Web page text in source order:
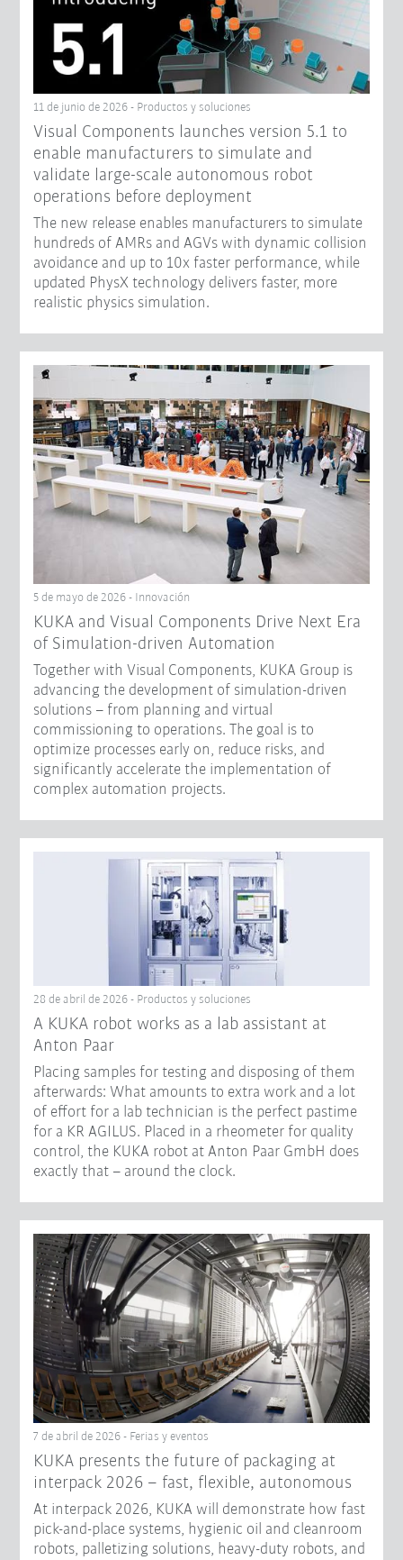
11 de junio de 2026 - Productos y soluciones
Visual Components launches version 5.1 to
enable manufacturers to simulate and
validate large-scale autonomous robot
operations before deployment
The new release enables manufacturers to simulate
hundreds of AMRs and AGVs with dynamic collision
avoidance and up to 10x faster performance, while
updated PhysX technology delivers faster, more
realistic physics simulation.
5 de mayo de 2026 - Innovación
KUKA and Visual Components Drive Next Era
of Simulation-driven Automation
Together with Visual Components, KUKA Group is
advancing the development of simulation-driven
solutions – from planning and virtual
commissioning to operations. The goal is to
optimize processes early on, reduce risks, and
significantly accelerate the implementation of
complex automation projects.
28 de abril de 2026 - Productos y soluciones
A KUKA robot works as a lab assistant at
Anton Paar
Placing samples for testing and disposing of them
afterwards: What amounts to extra work and a lot
of effort for a lab technician is the perfect pastime
for a KR AGILUS. Placed in a rheometer for quality
control, the KUKA robot at Anton Paar GmbH does
exactly that – around the clock.
7 de abril de 2026 - Ferias y eventos
KUKA presents the future of packaging at
interpack 2026 – fast, flexible, autonomous
At interpack 2026, KUKA will demonstrate how fast
pick-and-place systems, hygienic oil and cleanroom
robots, palletizing solutions, heavy-duty robots, and